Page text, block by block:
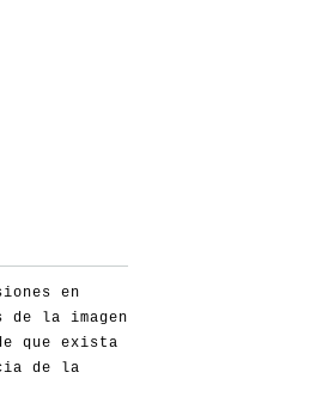
en
la imagen
que exista
de la